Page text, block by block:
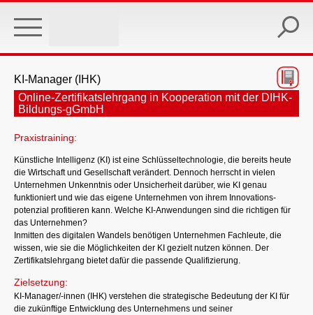
main
KI-Manager (IHK)
Online-Zertifikatslehrgang in Kooperation mit der DIHK-
Bildungs-gGmbH
Praxistraining:
Künstliche Intelligenz (KI) ist eine Schlüsseltechnologie, die bereits heute
die Wirtschaft und Gesellschaft verändert. Dennoch herrscht in vielen
Unternehmen Unkenntnis oder Unsicherheit darüber, wie KI genau
funktioniert und wie das eigene Unternehmen von ihrem Innovations-
potenzial profitieren kann. Welche KI-Anwendungen sind die richtigen für
das Unternehmen?
Inmitten des digitalen Wandels benötigen Unternehmen Fachleute, die
wissen, wie sie die Möglichkeiten der KI gezielt nutzen können. Der
Zertifikatslehrgang bietet dafür die passende Qualifizierung.
Zielsetzung:
KI-Manager/-innen (IHK) verstehen die strategische Bedeutung der KI für
die zukünftige Entwicklung des Unternehmens und seiner